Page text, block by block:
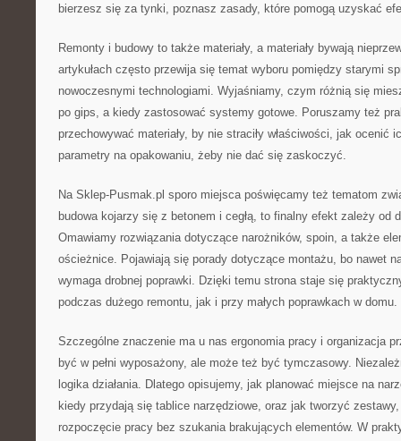
bierzesz się za tynki, poznasz zasady, które pomogą uzyskać
Remonty i budowy to także materiały, a materiały bywają
artykułach często przewija się temat wyboru pomiędzy starymi
nowoczesnymi technologiami. Wyjaśniamy, czym różnią się
po gips, a kiedy zastosować systemy gotowe. Poruszamy też
przechowywać materiały, by nie straciły właściwości, jak ocenić
parametry na opakowaniu, żeby nie dać się zaskoczyć.
Na Sklep-Pusmak.pl sporo miejsca poświęcamy też tematom
budowa kojarzy się z betonem i cegłą, to finalny efekt zależy od
Omawiamy rozwiązania dotyczące narożników, spoin, a także
ościeżnice. Pojawiają się porady dotyczące montażu, bo nawet
wymaga drobnej poprawki. Dzięki temu strona staje się
podczas dużego remontu, jak i przy małych poprawkach w domu.
Szczególne znaczenie ma u nas ergonomia pracy i organizacja
być w pełni wyposażony, ale może też być tymczasowy.
logika działania. Dlatego opisujemy, jak planować miejsce na
kiedy przydają się tablice narzędziowe, oraz jak tworzyć
rozpoczęcie pracy bez szukania brakujących elementów. W